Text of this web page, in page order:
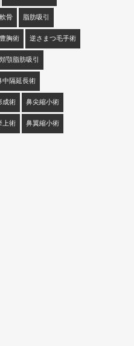
骨 脂肪吸引
豊胸術 逆さまつ毛手術
頬顎脂肪吸引
中隔延長術
成術 鼻尖縮小術
上術 鼻翼縮小術